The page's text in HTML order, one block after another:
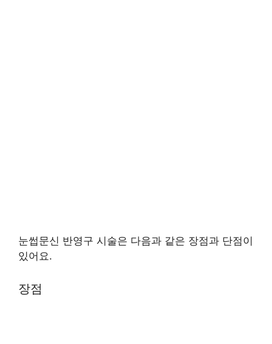
눈썹문신 반영구 시술은 다음과 같은 장점과 단점이
있어요.
장점